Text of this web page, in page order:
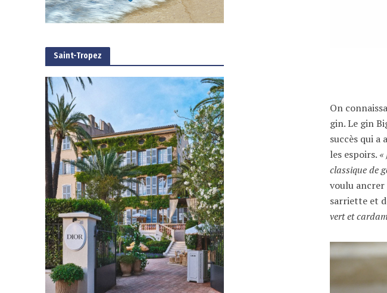
Saint-Tropez
On
gin. Le gin
succès qui a
les espoirs.
classique de
voulu ancrer
sarriette et
vert et